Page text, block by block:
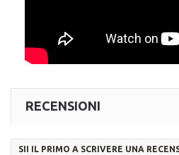
RECENSIONI
SII IL PRIMO A SCRIVERE UNA